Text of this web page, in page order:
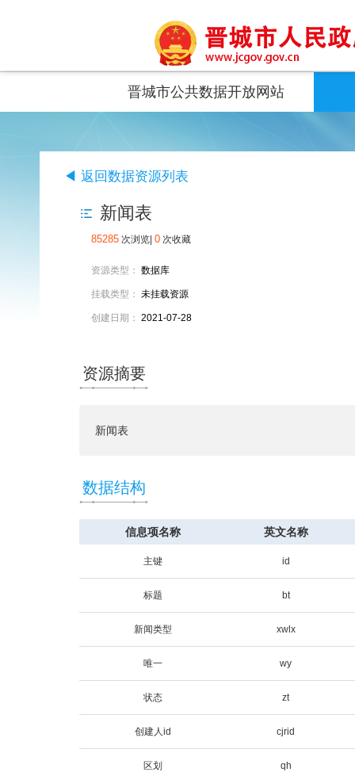
晋城市公共数据开放网站
◀ 返回数据资源列表
新闻表
85285 次浏览| 0 次收藏
资源类型： 数据库
挂载类型： 未挂载资源
创建日期： 2021-07-28
资源摘要
新闻表
数据结构
信息项名称 英文名称
主键 id
标题 bt
新闻类型 xwlx
唯一 wy
状态 zt
创建人id cjrid
区划 qh